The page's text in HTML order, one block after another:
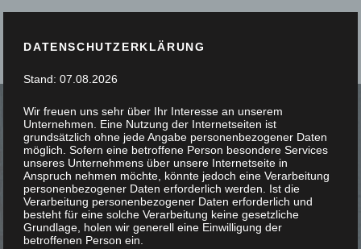
SIE STÖBERN, WIR
SCHREINERN
DATENSCHUTZERKLÄRUNG
Stand: 07.08.2026
Wir freuen uns sehr über Ihr Interesse an unserem
Unternehmen. Eine Nutzung der Internetseiten ist
grundsätzlich ohne jede Angabe personenbezogener Daten
möglich. Sofern eine betroffene Person besondere Services
unseres Unternehmens über unsere Internetseite in
Anspruch nehmen möchte, könnte jedoch eine Verarbeitung
personenbezogener Daten erforderlich werden. Ist die
Verarbeitung personenbezogener Daten erforderlich und
besteht für eine solche Verarbeitung keine gesetzliche
Grundlage, holen wir generell eine Einwilligung der
betroffenen Person ein.